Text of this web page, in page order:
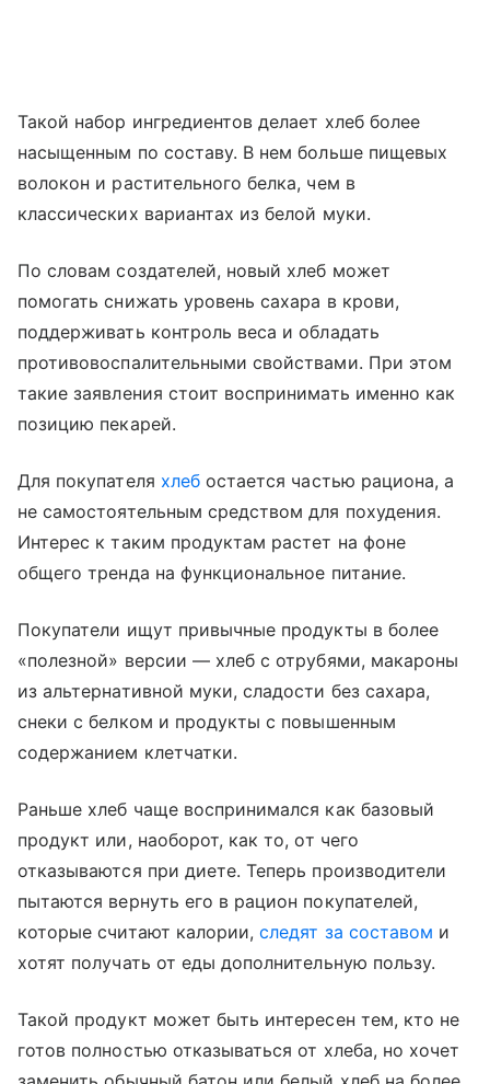
Такой набор ингредиентов делает хлеб более
насыщенным по составу. В нем больше пищевых
волокон и растительного белка, чем в
классических вариантах из белой муки.
По словам создателей, новый хлеб может
помогать снижать уровень сахара в крови,
поддерживать контроль веса и обладать
противовоспалительными свойствами. При этом
такие заявления стоит воспринимать именно как
позицию пекарей.
Для покупателя хлебостается частью рациона, а
не самостоятельным средством для похудения.
Интерес к таким продуктам растет на фоне
общего тренда на функциональное питание.
Покупатели ищут привычные продукты в более
«полезной» версии — хлеб с отрубями, макароны
из альтернативной муки, сладости без сахара,
снеки с белком и продукты с повышенным
содержанием клетчатки.
Раньше хлеб чаще воспринимался как базовый
продукт или, наоборот, как то, от чего
отказываются при диете. Теперь производители
пытаются вернуть его в рацион покупателей,
которые считают калории,следят за составом и
хотят получать от еды дополнительную пользу.
Такой продукт может быть интересен тем, кто не
готов полностью отказываться от хлеба, но хочет